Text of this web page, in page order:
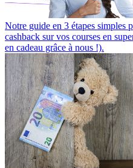
Notre guide en 3 étapes simples
cashback sur vos courses en
en cadeau grâce à nous !).